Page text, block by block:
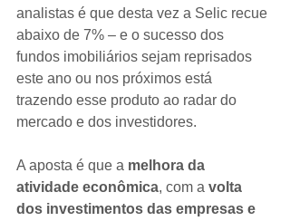
analistas é que desta vez a Selic recue
abaixo de 7% – e o sucesso dos
fundos imobiliários sejam reprisados
este ano ou nos próximos está
trazendo esse produto ao radar do
mercado e dos investidores.
A aposta é que a melhora da
atividade econômica, com a volta
dos investimentos das empresas e